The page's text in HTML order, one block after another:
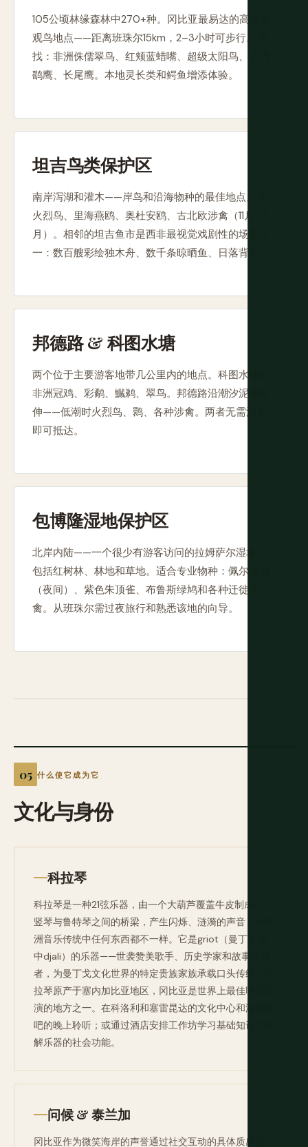
105公顷林缘森林中270+种。冈比亚最易达的高质量
观鸟地点——距离班珠尔15km，2–3小时可步行。寻
找：非洲侏儒翠鸟、红颊蓝蜡嘴、超级太阳鸟、非洲
鹞鹰、长尾鹰。本地灵长类和鳄鱼增添体验。
坦吉鸟类保护区
南岸泻湖和灌木——岸鸟和沿海物种的最佳地点。大
火烈鸟、里海燕鸥、奥杜安鸥、古北欧涉禽（11月–4
月）。相邻的坦吉鱼市是西非最视觉戏剧性的场景之
一：数百艘彩绘独木舟、数千条晾晒鱼、日落背景。
邦德路 & 科图水塘
两个位于主要游客地带几公里内的地点。科图水塘有
非洲冠鸡、彩鹬、鱡鹈、翠鸟。邦德路沿潮汐泥滩延
伸——低潮时火烈鸟、鹮、各种涉禽。两者无需汽车
即可抵达。
包博隆湿地保护区
北岸内陆——一个很少有游客访问的拉姆萨尔湿地，
包括红树林、林地和草地。适合专业物种：佩尔渔鸮
（夜间）、紫色朱顶雀、布鲁斯绿鸠和各种迁徙涉
禽。从班珠尔需过夜旅行和熟悉该地的向导。
什么使它成为它
文化与身份
科拉琴
科拉琴是一种21弦乐器，由一个大葫芦覆盖牛皮制成——
竖琴与鲁特琴之间的桥梁，产生闪烁、涟漪的声音，与欧
洲音乐传统中任何东西都不一样。它是griot（曼丁戈语
中djali）的乐器——世袭赞美歌手、历史学家和故事讲述
者，为曼丁戈文化世界的特定贵族家族承载口头传统。科
拉琴原产于塞内加比亚地区，冈比亚是世界上最佳聆听表
演的地方之一。在科洛利和塞雷昆达的文化中心和海滩酒
吧的晚上聆听；或通过酒店安排工作坊学习基础知识并理
解乐器的社会功能。
问候 & 泰兰加
冈比亚作为微笑海岸的声誉通过社交互动的具体质感获